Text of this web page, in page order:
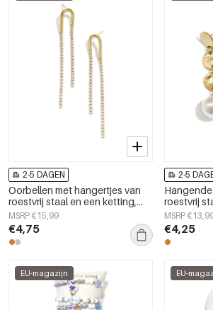
2-5 DAGEN
Oorbellen met hangertjes van
roestvrij staal en een ketting,
eenvoudige serie voor dames,
geschikt voor
bijeenkomsten/feestjes.
MSRP €15,99
€4,75
2-5
roestvrij
vorm,
collectie
MSRP
€4,25
EU-magazijn EU-